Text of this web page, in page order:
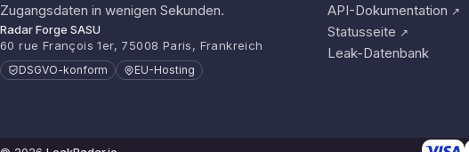
Zugangsdaten in wenigen Sekunden.
Radar Forge SASU
60 rue François 1er, 75008 Paris, Frankreich
DSGVO-konform EU-Hosting
API-Dokumentation ↗
Statusseite ↗
Leak-Datenbank